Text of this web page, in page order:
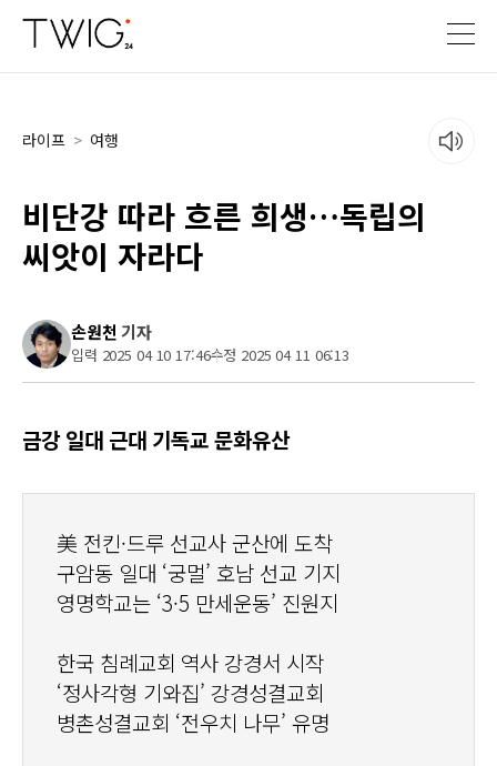
라이프 > 여행
비단강 따라 흐른 희생…독립의
씨앗이 자라다
손원천 기자
입력 2025 04 10 17:46수정 2025 04 11 06:13
금강 일대 근대 기독교 문화유산
美 전킨·드루 선교사 군산에 도착
구암동 일대 ‘궁멀’ 호남 선교 기지
영명학교는 ‘3·5 만세운동’ 진원지
한국 침례교회 역사 강경서 시작
‘정사각형 기와집’ 강경성결교회
병촌성결교회 ‘전우치 나무’ 유명